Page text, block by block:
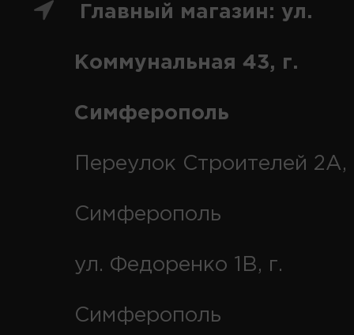
Главный магазин: ул.
Коммунальная 43, г.
Симферополь
Переулок Строителей 2А,
Симферополь
ул. Федоренко 1В, г.
Симферополь